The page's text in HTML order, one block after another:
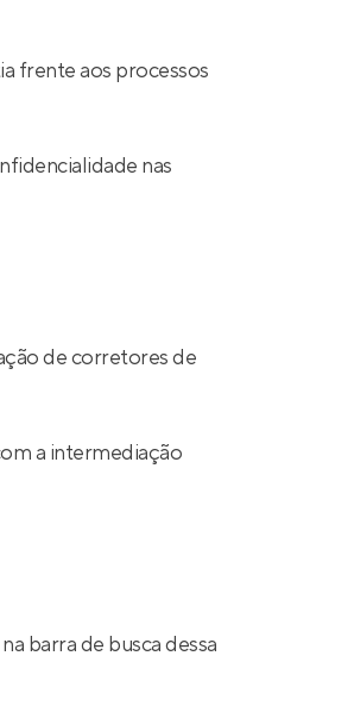
frente aos processos
nas
de corretores de
a intermediação
barra de busca dessa